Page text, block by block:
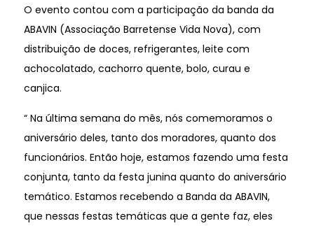
O evento contou com a participação da banda da
ABAVIN (Associação Barretense Vida Nova), com
distribuição de doces, refrigerantes, leite com
achocolatado, cachorro quente, bolo, curau e
canjica.
“ Na última semana do mês, nós comemoramos o
aniversário deles, tanto dos moradores, quanto dos
funcionários. Então hoje, estamos fazendo uma festa
conjunta, tanto da festa junina quanto do aniversário
temático. Estamos recebendo a Banda da ABAVIN,
que nessas festas temáticas que a gente faz, eles